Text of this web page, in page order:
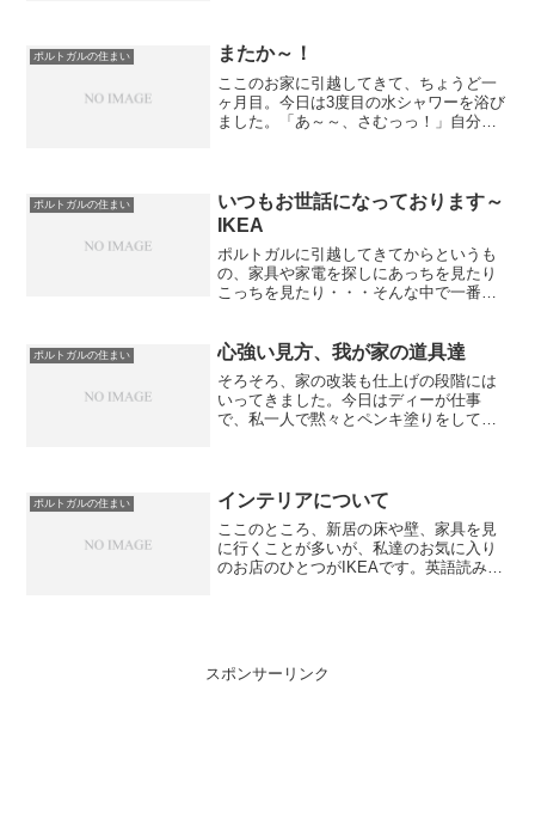
てっぺんを打ち付ける音...
ポルトガルの住まい またか～！
ここのお家に引越してきて、ちょうど一
ヶ月目。今日は3度目の水シャワーを浴び
ました。「あ～～、さむっっ！」自分に
交換する方式。ガスがな...
ポルトガルの住まい
いつもお世話になっております～
IKEA
ポルトガルに引越してきてからというも
の、家具や家電を探しにあっちを見たり
こっちを見たり・・・そんな中で一番お
あるIKEAは、土日にはひろーい駐車場が
いつも満車...
ポルトガルの住まい 心強い見方、我が家の道具達
そろそろ、家の改装も仕上げの段階には
いってきました。今日はディーが仕事
で、私一人で黙々とペンキ塗りをしてい
たのはこいつ↓このブラ...
ポルトガルの住まい インテリアについて
ここのところ、新居の床や壁、家具を見
に行くことが多いが、私達のお気に入り
のお店のひとつがIKEAです。英語読みで
スポンサーリンク